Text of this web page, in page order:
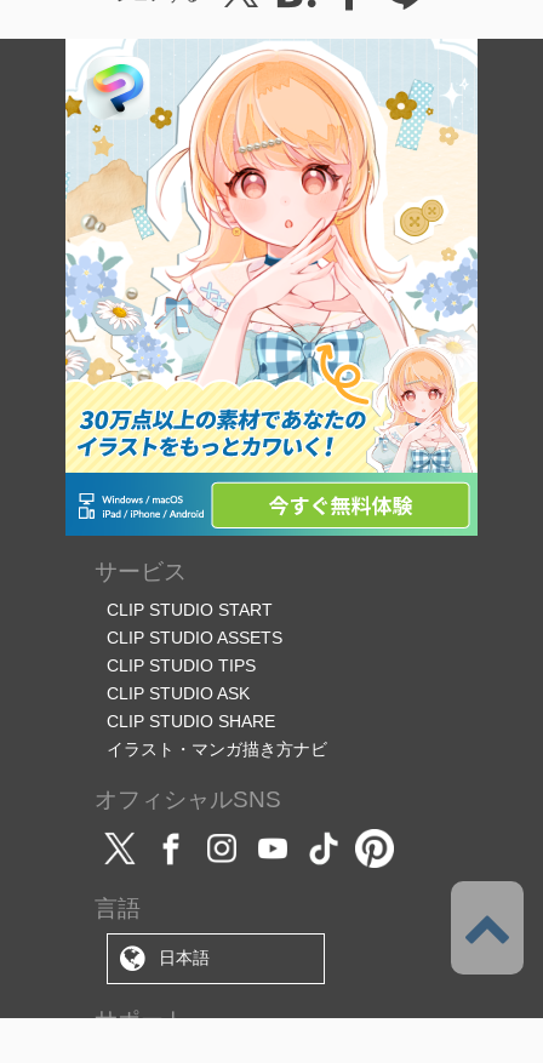
サービス
CLIP STUDIO START
CLIP STUDIO ASSETS
CLIP STUDIO TIPS
CLIP STUDIO ASK
CLIP STUDIO SHARE
イラスト・マンガ描き方ナビ
オフィシャルSNS
言語
日本語
サポート